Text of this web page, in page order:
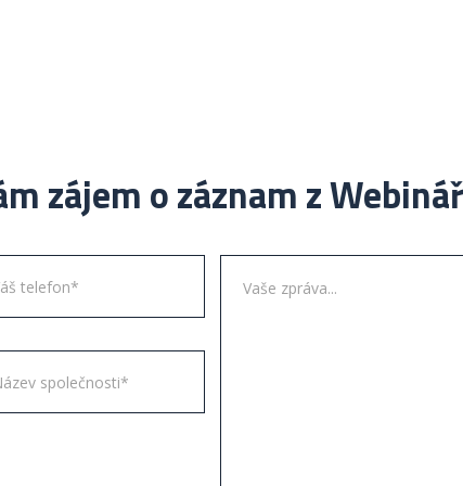
zájem o záznam z